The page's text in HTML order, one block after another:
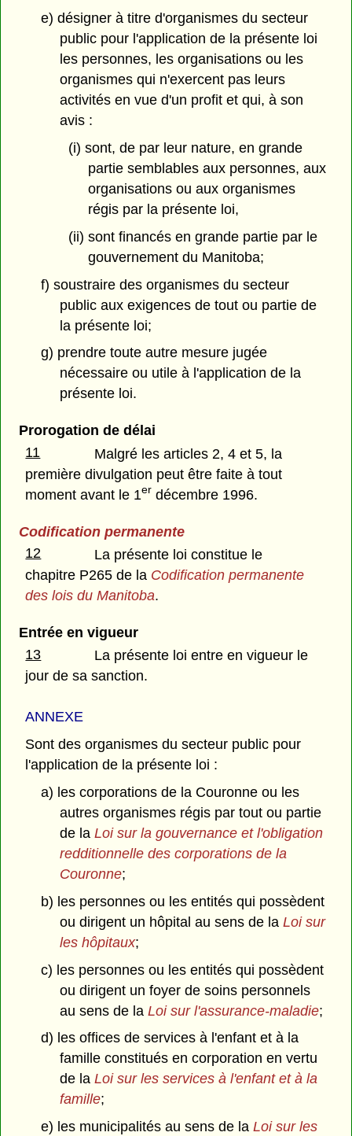
e) désigner à titre d'organismes du secteur
public pour l'application de la présente loi
les personnes, les organisations ou les
organismes qui n'exercent pas leurs
activités en vue d'un profit et qui, à son
avis :
(i) sont, de par leur nature, en grande
partie semblables aux personnes, aux
organisations ou aux organismes
régis par la présente loi,
(ii) sont financés en grande partie par le
gouvernement du Manitoba;
f) soustraire des organismes du secteur
public aux exigences de tout ou partie de
la présente loi;
g) prendre toute autre mesure jugée
nécessaire ou utile à l'application de la
présente loi.
Prorogation de délai
11
Malgré les articles 2, 4 et 5, la
première divulgation peut être faite à tout
moment avant le 1er décembre 1996.
Codification permanente
12
La présente loi constitue le
chapitre P265 de la Codification permanente
des lois du Manitoba.
Entrée en vigueur
13
La présente loi entre en vigueur le
jour de sa sanction.
ANNEXE
Sont des organismes du secteur public pour
l'application de la présente loi :
a) les corporations de la Couronne ou les
autres organismes régis par tout ou partie
de laLoi sur la gouvernance et l'obligation
redditionnelle des corporations de la
Couronne;
b) les personnes ou les entités qui possèdent
ou dirigent un hôpital au sens de laLoi sur
les hôpitaux;
c) les personnes ou les entités qui possèdent
ou dirigent un foyer de soins personnels
au sens de laLoi sur l'assurance-maladie;
d) les offices de services à l'enfant et à la
famille constitués en corporation en vertu
de laLoi sur les services à l'enfant et à la
famille;
e) les municipalités au sens de la Loi sur les